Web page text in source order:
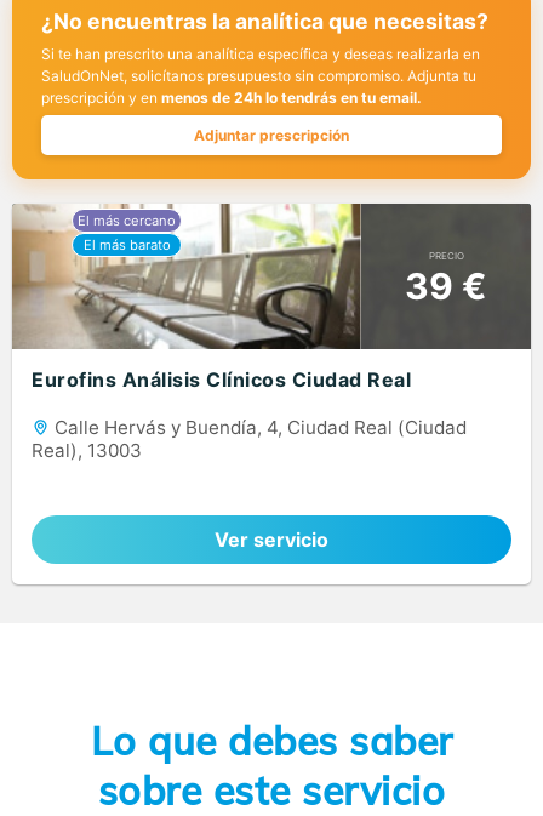
¿No encuentras la analítica que necesitas?
Si te han prescrito una analítica específica y deseas realizarla en
SaludOnNet, solicítanos presupuesto sin compromiso. Adjunta tu
prescripción y en menos de 24h lo tendrás en tu email.
Adjuntar prescripción
PRECIO
39 €
Eurofins Análisis Clínicos Ciudad Real
Calle Hervás y Buendía, 4, Ciudad Real (Ciudad
Real), 13003
Ver servicio
Lo que debes saber
sobre este servicio